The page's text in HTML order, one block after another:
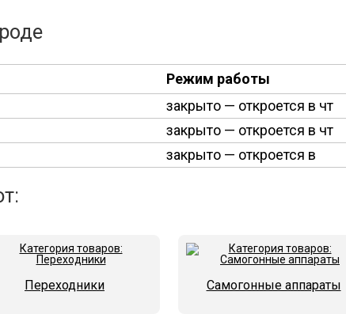
Режим работы
закрыто — откроется в чт
закрыто — откроется в чт
закрыто — откроется в
Переходники Самогонные аппараты